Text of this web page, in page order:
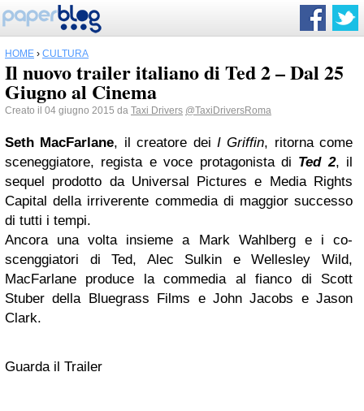
HOME › CULTURA
Il nuovo trailer italiano di Ted 2 – Dal 25
Giugno al Cinema
Creato il 04 giugno 2015 da Taxi Drivers @TaxiDriversRoma
Seth MacFarlane, il creatore dei I Griffin, ritorna come
sceneggiatore, regista e voce protagonista di Ted 2, il
sequel prodotto da Universal Pictures e Media Rights
Capital della irriverente commedia di maggior successo
di tutti i tempi.
Ancora una volta insieme a Mark Wahlberg e i co-
scenggiatori di Ted, Alec Sulkin e Wellesley Wild,
MacFarlane produce la commedia al fianco di Scott
Stuber della Bluegrass Films e John Jacobs e Jason
Clark.
Guarda il Trailer